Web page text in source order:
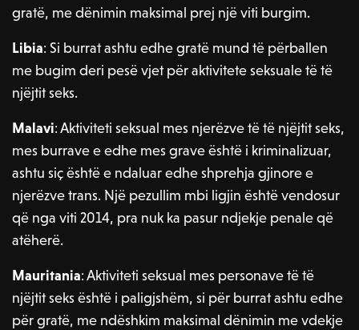
gratë, me dënimin maksimal prej një viti burgim.
Libia: Si burrat ashtu edhe gratë mund të përballen
me bugim deri pesë vjet për aktivitete seksuale të të
njëjtit seks.
Malavi: Aktiviteti seksual mes njerëzve të të njëjtit seks,
mes burrave e edhe mes grave është i kriminalizuar,
ashtu siç është e ndaluar edhe shprehja gjinore e
njerëzve trans. Një pezullim mbi ligjin është vendosur
që nga viti 2014, pra nuk ka pasur ndjekje penale që
atëherë.
Mauritania: Aktiviteti seksual mes personave të të
njëjtit seks është i paligjshëm, si për burrat ashtu edhe
për gratë, me ndëshkim maksimal dënimin me vdekje